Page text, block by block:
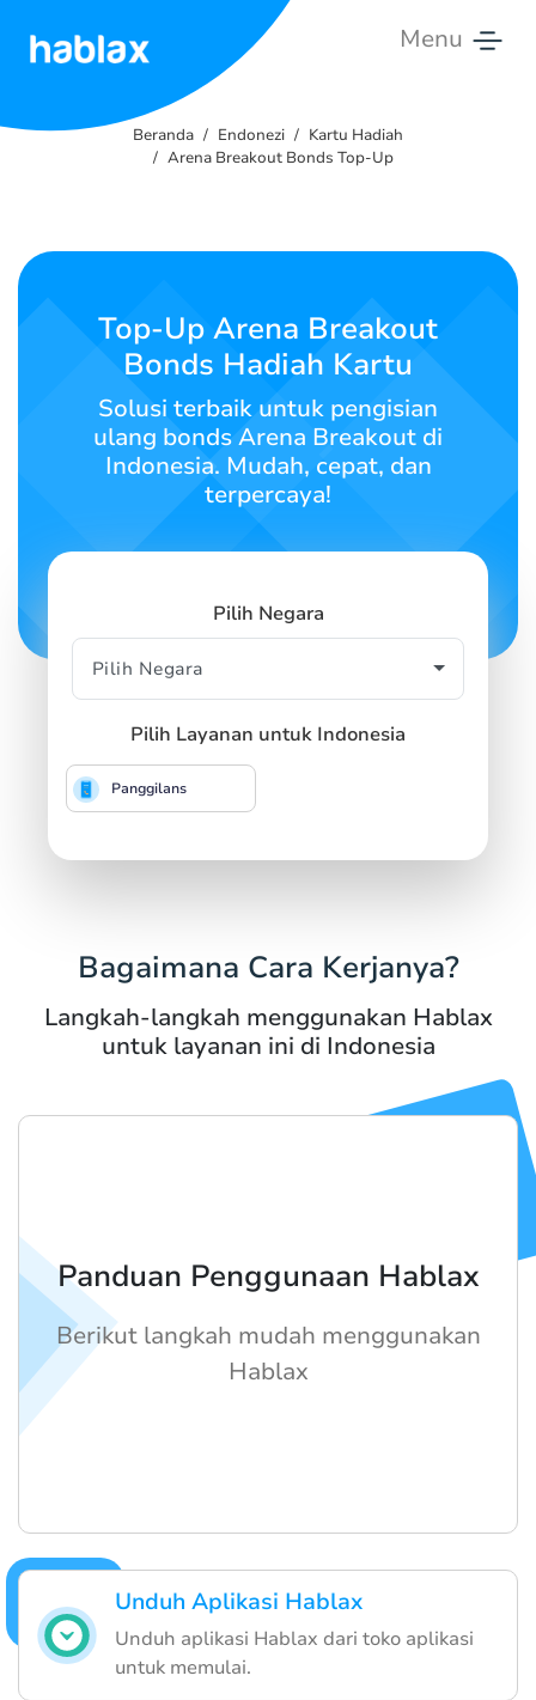
Menu
Kami
Bahasa Indonesia
SIGN INSIGN UP
Beranda Endonezi
Kartu Hadiah
Arena Breakout Bonds Top-Up
Top-Up Arena Breakout
Bonds Hadiah Kartu
Solusi terbaik untuk pengisian
ulang bonds Arena Breakout di
Indonesia. Mudah, cepat, dan
terpercaya!
Pilih Negara
Pilih Layanan untuk Indonesia
Panggilans
Bagaimana Cara Kerjanya?
Langkah-langkah menggunakan Hablax
untuk layanan ini di Indonesia
Unduh Aplikasi Hablax
Unduh aplikasi Hablax dari toko aplikasi
untuk memulai.
Panduan Penggunaan Hablax
Berikut langkah mudah menggunakan
Hablax